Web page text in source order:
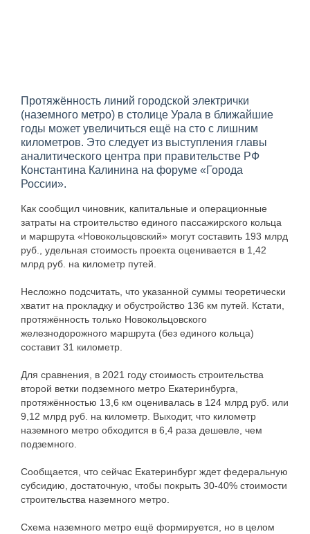
Протяжённость линий городской электрички
(наземного метро) в столице Урала в ближайшие
годы может увеличиться ещё на сто с лишним
километров. Это следует из выступления главы
аналитического центра при правительстве РФ
Константина Калинина на форуме «Города
России».
Как сообщил чиновник, капитальные и операционные
затраты на строительство единого пассажирского кольца
и маршрута «Новокольцовский» могут составить 193 млрд
руб., удельная стоимость проекта оценивается в 1,42
млрд руб. на километр путей.
Несложно подсчитать, что указанной суммы теоретически
хватит на прокладку и обустройство 136 км путей. Кстати,
протяжённость только Новокольцовского
железнодорожного маршрута (без единого кольца)
составит 31 километр.
Для сравнения, в 2021 году стоимость строительства
второй ветки подземного метро Екатеринбурга,
протяжённостью 13,6 км оценивалась в 124 млрд руб. или
9,12 млрд руб. на километр. Выходит, что километр
наземного метро обходится в 6,4 раза дешевле, чем
подземного.
Сообщается, что сейчас Екатеринбург ждет федеральную
субсидию, достаточную, чтобы покрыть 30-40% стоимости
строительства наземного метро.
Схема наземного метро ещё формируется, но в целом